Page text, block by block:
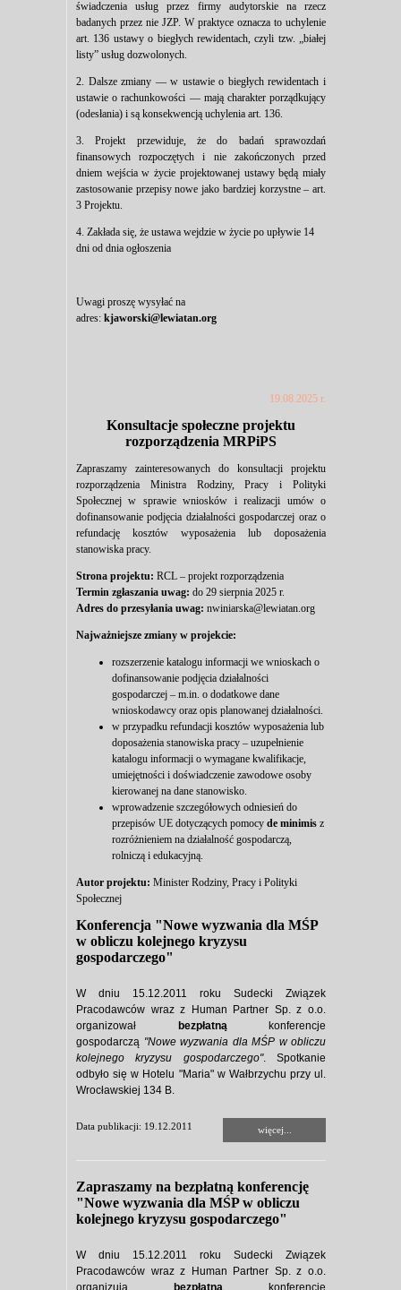
świadczenia usług przez firmy audytorskie na rzecz
badanych przez nie JZP. W praktyce oznacza to uchylenie
art. 136 ustawy o biegłych rewidentach, czyli tzw. „białej
listy” usług dozwolonych.
2. Dalsze zmiany — w ustawie o biegłych rewidentach i
ustawie o rachunkowości — mają charakter porządkujący
(odesłania) i są konsekwencją uchylenia art. 136.
3. Projekt przewiduje, że do badań sprawozdań
finansowych rozpoczętych i nie zakończonych przed
dniem wejścia w życie projektowanej ustawy będą miały
zastosowanie przepisy nowe jako bardziej korzystne – art.
3 Projektu.
4. Zakłada się, że ustawa wejdzie w życie po upływie 14
dni od dnia ogłoszenia
Uwagi proszę wysyłać na
adres: kjaworski@lewiatan.org
19.08.2025 r.
Konsultacje społeczne projektu
rozporządzenia MRPiPS
Zapraszamy zainteresowanych do konsultacji projektu
rozporządzenia Ministra Rodziny, Pracy i Polityki
Społecznej w sprawie wniosków i realizacji umów o
dofinansowanie podjęcia działalności gospodarczej oraz o
refundację kosztów wyposażenia lub doposażenia
stanowiska pracy.
Strona projektu: RCL – projekt rozporządzenia
Termin zgłaszania uwag: do 29 sierpnia 2025 r.
Adres do przesyłania uwag: nwiniarska@lewiatan.org
Najważniejsze zmiany w projekcie:
rozszerzenie katalogu informacji we wnioskach o
dofinansowanie podjęcia działalności
gospodarczej – m.in. o dodatkowe dane
wnioskodawcy oraz opis planowanej działalności.
w przypadku refundacji kosztów wyposażenia lub
doposażenia stanowiska pracy – uzupełnienie
katalogu informacji o wymagane kwalifikacje,
umiejętności i doświadczenie zawodowe osoby
kierowanej na dane stanowisko.
wprowadzenie szczegółowych odniesień do
przepisów UE dotyczących pomocy de minimis z
rozróżnieniem na działalność gospodarczą,
rolniczą i edukacyjną.
Autor projektu: Minister Rodziny, Pracy i Polityki
Społecznej
Konferencja "Nowe wyzwania dla MŚP
w obliczu kolejnego kryzysu
gospodarczego"
W dniu 15.12.2011 roku Sudecki Związek
Pracodawców wraz z Human Partner Sp. z o.o.
organizował
bezpłatną
konferencje
gospodarczą "Nowe wyzwania dla MŚP w obliczu
kolejnego kryzysu gospodarczego". Spotkanie
odbyło się w Hotelu "Maria" w Wałbrzychu przy ul.
Wrocławskiej 134 B.
Data publikacji: 19.12.2011 więcej...
Zapraszamy na bezpłatną konferencję
"Nowe wyzwania dla MŚP w obliczu
kolejnego kryzysu gospodarczego"
W dniu 15.12.2011 roku Sudecki Związek
Pracodawców wraz z Human Partner Sp. z o.o.
organizują
bezpłatną konferencję